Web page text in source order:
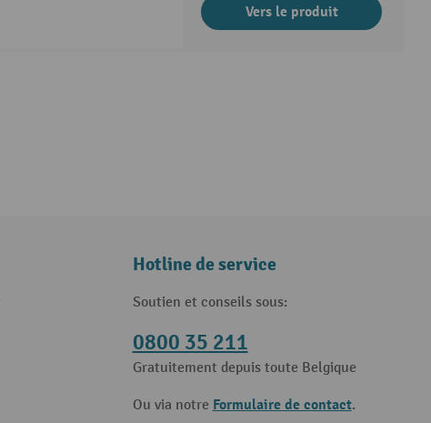
Vers le produit
Hotline de service
Soutien et conseils sous:
0800 35 211
Gratuitement depuis toute Belgique
Ou via notre Formulaire de contact.